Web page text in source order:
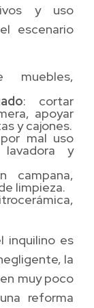
y uso
escenario
: cortar
apoyar
y cajones.
por mal uso
y
campana,
limpieza.
inquilino es
la
muy poco
reforma